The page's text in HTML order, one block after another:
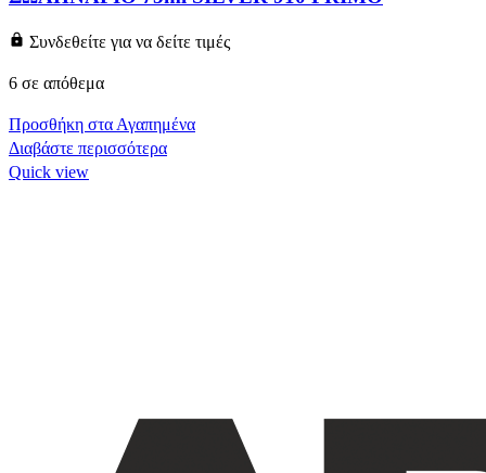
Συνδεθείτε για να δείτε τιμές
6 σε απόθεμα
Προσθήκη στα Αγαπημένα
Διαβάστε περισσότερα
Quick view